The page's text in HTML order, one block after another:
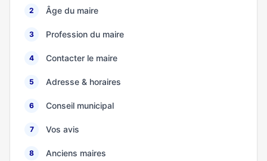
2 Âge du maire
3 Profession du maire
4 Contacter le maire
5 Adresse & horaires
6 Conseil municipal
7 Vos avis
8 Anciens maires